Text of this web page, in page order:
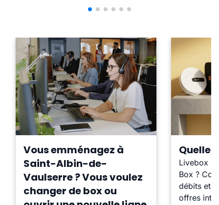
Vous emménagez à
Saint-Albin-de-
Vaulserre ? Vous voulez
changer de box ou
Quelle
Livebox ?
Box ?
débits et
offres